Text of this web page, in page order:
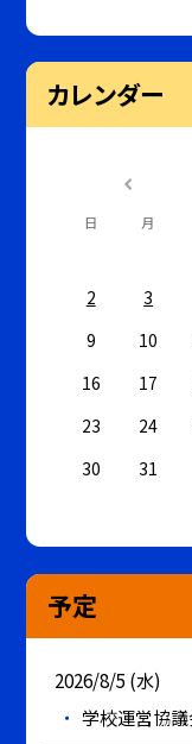
カレンダー
日 月
2
3
9
10
16
17
23
24
30
31
予定
2026/8/5 (水)
学校運営協議